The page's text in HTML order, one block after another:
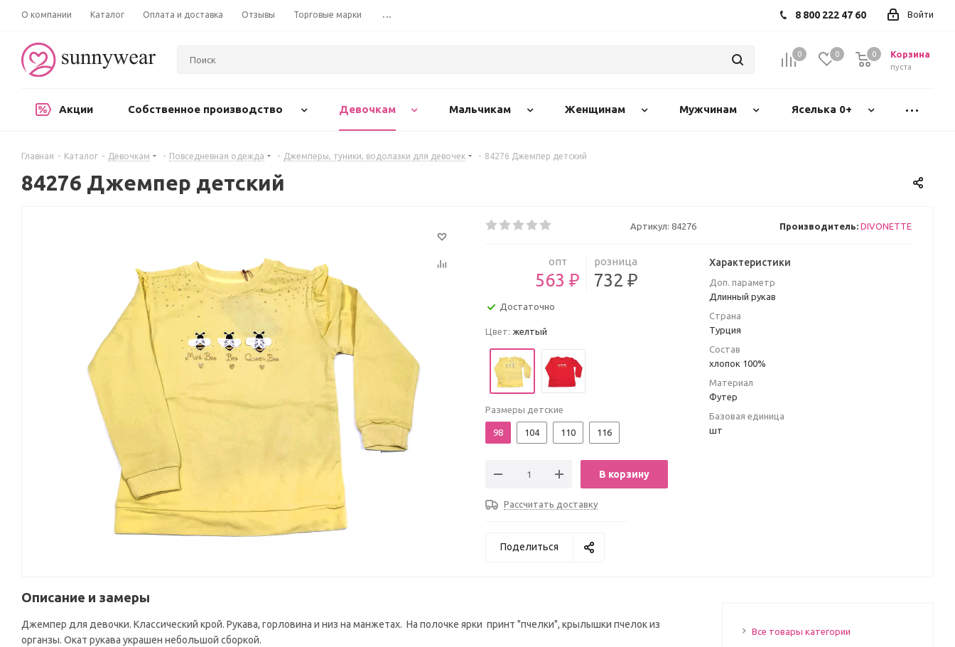
О компании Каталог Оплата и доставка Отзывы Торговые марки ... Войти
8 800 222 47 60
0 0 Корзина
пуста
0
Акции Собственное производство Девочкам Мальчикам Женщинам Мужчинам Яселька 0+
Главная - Каталог - Девочкам - Повседневная одежда - Джемперы, туники, водолазки для девочек - 84276 Джемпер детский
84276 Джемпер детский
Артикул: 84276 Производитель: DIVONETTE
опт
563 ₽
розница
732 ₽
Достаточно
Цвет: желтый
Размеры детские
98 104 110 116
В корзину
Рассчитать доставку
Характеристики
Доп. параметр
Длинный рукав
Страна
Турция
Состав
хлопок 100%
Материал
Футер
Базовая единица
шт
Поделиться
Описание и замеры
Джемпер для девочки. Классический крой. Рукава, горловина и низ на манжетах. На полочке ярки принт "пчелки", крылышки пчелок из
органзы. Окат рукава украшен небольшой сборкой.
Все товары категории